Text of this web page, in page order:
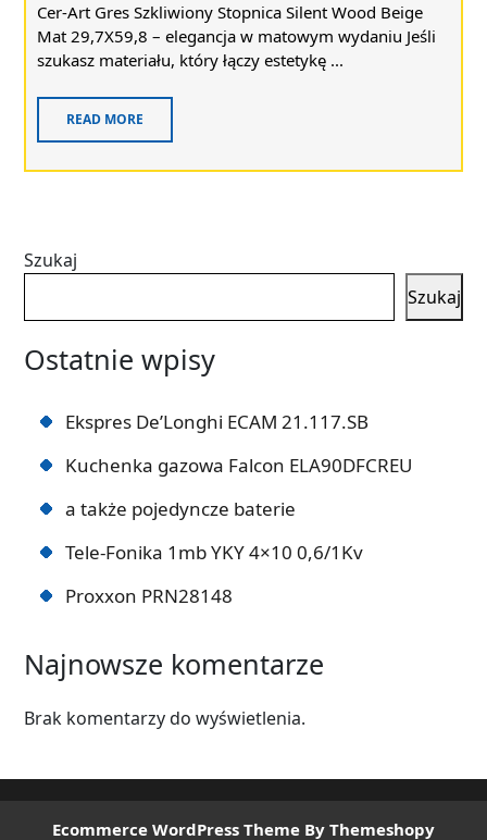
Cer-Art Gres Szkliwiony Stopnica Silent Wood Beige
Mat 29,7X59,8 – elegancja w matowym wydaniu Jeśli
szukasz materiału, który łączy estetykę ...
READ MORE
Szukaj
Szukaj
Ostatnie wpisy
Ekspres De’Longhi ECAM 21.117.SB
Kuchenka gazowa Falcon ELA90DFCREU
a także pojedyncze baterie
Tele-Fonika 1mb YKY 4×10 0,6/1Kv
Proxxon PRN28148
Najnowsze komentarze
Brak komentarzy do wyświetlenia.
Ecommerce WordPress Theme By Themeshopy